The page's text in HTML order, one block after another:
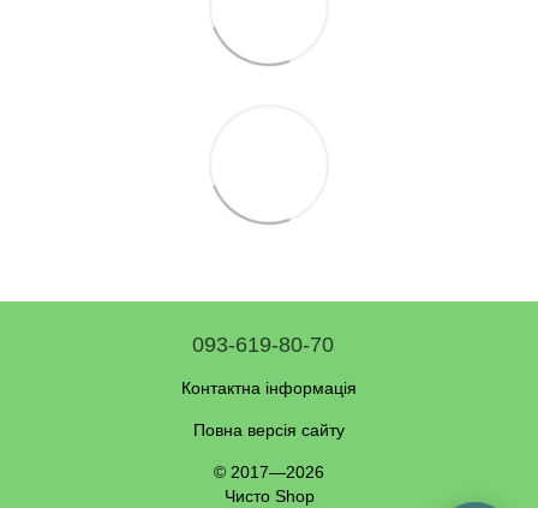
093-619-80-70
Контактна інформація
Повна версія сайту
© 2017—2026
Чисто Shop